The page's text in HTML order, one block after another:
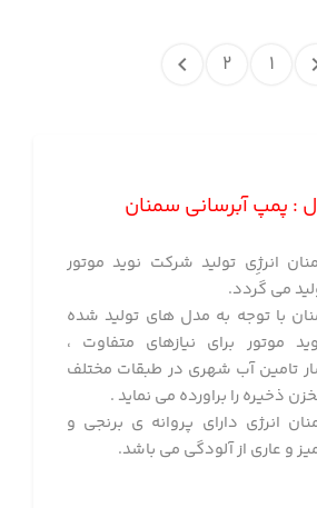
۱ ۲
پمپ آبرسانی سمنان
انرژِی تولید شرکت نوید موتور
می گردد.
با توجه به مدل های تولید شده
موتور برای نیازهای متفاوت ،
تامین آب شهری در طبقات مختلف
ذخیره را براورده می نماید .
انرژی دارای پروانه ی برنجی و
و عاری از آلودگی می باشد.